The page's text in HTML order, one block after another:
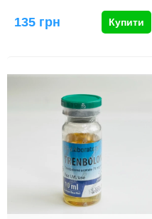
135 грн Купити